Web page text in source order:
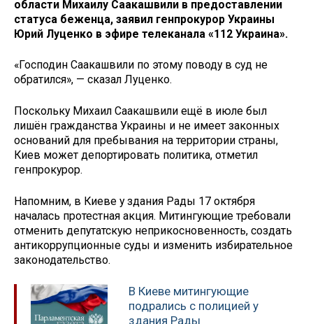
области Михаилу Саакашвили в предоставлении
статуса беженца, заявил генпрокурор Украины
Юрий Луценко в эфире телеканала «112 Украина».
«Господин Саакашвили по этому поводу в суд не
обратился», — сказал Луценко.
Поскольку Михаил Саакашвили ещё в июле был
лишён гражданства Украины и не имеет законных
оснований для пребывания на территории страны,
Киев может депортировать политика, отметил
генпрокурор.
Напомним, в Киеве у здания Рады 17 октября
началась протестная акция. Митингующие требовали
отменить депутатскую неприкосновенность, создать
антикоррупционные суды и изменить избирательное
законодательство.
В Киеве митингующие
подрались с полицией у
здания Рады